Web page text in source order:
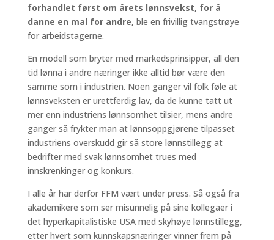
forhandlet først om årets lønnsvekst, for å
danne en mal for andre, ble en frivillig tvangstrøye
for arbeidstagerne.
En modell som bryter med markedsprinsipper, all den
tid lønna i andre næringer ikke alltid bør være den
samme som i industrien. Noen ganger vil folk føle at
lønnsveksten er urettferdig lav, da de kunne tatt ut
mer enn industriens lønnsomhet tilsier, mens andre
ganger så frykter man at lønnsoppgjørene tilpasset
industriens overskudd gir så store lønnstillegg at
bedrifter med svak lønnsomhet trues med
innskrenkinger og konkurs.
I alle år har derfor FFM vært under press. Så også fra
akademikere som ser misunnelig på sine kollegaer i
det hyperkapitalistiske USA med skyhøye lønnstillegg,
etter hvert som kunnskapsnæringer vinner frem på